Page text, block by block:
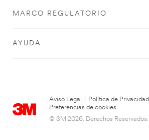
MARCO REGULATORIO
AYUDA
Aviso Legal Política de Privacidad
Preferencias de cookies
© 3M 2026. Derechos Reservados.